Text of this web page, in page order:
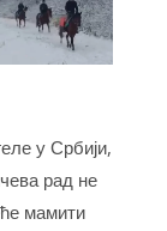
у Србији,
рад не
мамити